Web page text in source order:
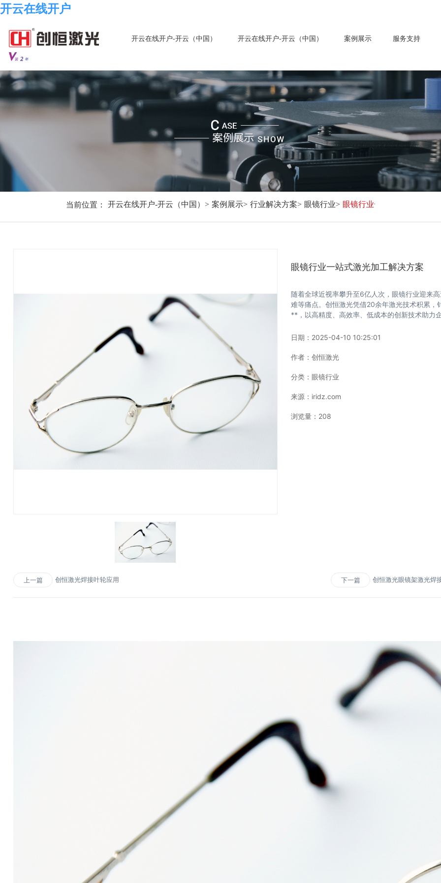
开云在线开户
开云在线开户-开云（中国） 开云在线开户-开云（中国） 案例展示 服务支持
当前位置： 开云在线开户-开云（中国）> 案例展示> 行业解决方案> 眼镜行业> 眼镜行业一站式激光加工解
眼镜行业一站式激光加工解决方案
随着全球近视率攀升至6亿人次，眼镜行业迎来
难等痛点。创恒激光凭借20余年激光技术积累
**，以高精度、高效率、低成本的创新技术助力
日期： 2025-04-10 10:25:01
作者：创恒激光
分类： 眼镜行业
来源： iridz.com
浏览量： 208
上一篇 创恒激光焊接叶轮应用 下一篇 创恒激光眼镜架激光焊